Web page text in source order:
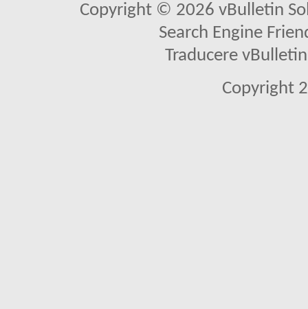
Copyright © 2026 vBulletin
Search Engine
Traducere
Copyright